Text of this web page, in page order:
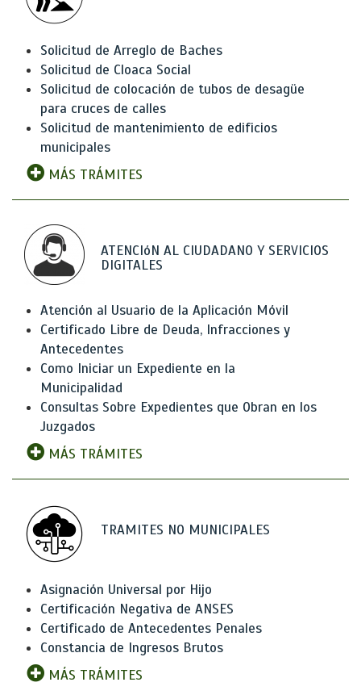
Solicitud de Arreglo de Baches
Solicitud de Cloaca Social
Solicitud de colocación de tubos de desagüe
para cruces de calles
Solicitud de mantenimiento de edificios
municipales
MÁS TRÁMITES
ATENCIóN AL CIUDADANO Y SERVICIOS
DIGITALES
Atención al Usuario de la Aplicación Móvil
Certificado Libre de Deuda, Infracciones y
Antecedentes
Como Iniciar un Expediente en la
Municipalidad
Consultas Sobre Expedientes que Obran en los
Juzgados
MÁS TRÁMITES
TRAMITES NO MUNICIPALES
Asignación Universal por Hijo
Certificación Negativa de ANSES
Certificado de Antecedentes Penales
Constancia de Ingresos Brutos
MÁS TRÁMITES